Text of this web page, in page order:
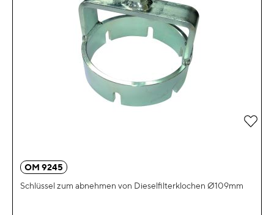
OM 9245
Schlüssel zum abnehmen von Dieselfilterklochen Ø109mm
Zur